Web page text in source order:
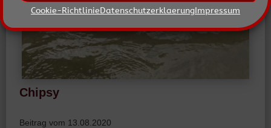
Cookie-RichtlinieDatenschutzerklaerungImpressum
Chipsy
Beitrag vom 13.08.2020